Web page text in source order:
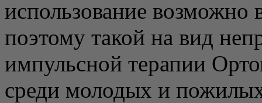
использование
поэтому такой на вид
импульсной терапии
среди молодых и